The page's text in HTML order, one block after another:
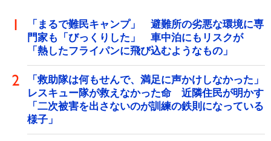
「まるで難民キャンプ」 避難所の劣悪な環境に専
門家も「びっくりした」 車中泊にもリスクが
「熱したフライパンに飛び込むようなもの」
「救助隊は何もせんで、満足に声かけしなかった」
レスキュー隊が救えなかった命 近隣住民が明かす
「二次被害を出さないのが訓練の鉄則になっている
様子」